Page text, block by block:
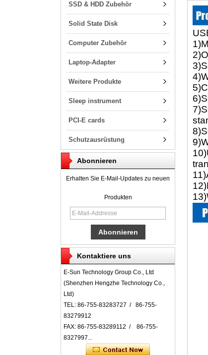
SSD & HDD Zubehör
Solid State Disk
Computer Zubehör
Laptop-Adapter
Weitere Produkte
Sleep instrument
PCI-E cards
Schutzausrüstung
Abonnieren
Erhalten Sie E-Mail-Updates zu neuen
Produkten
Kontaktiere uns
E-Sun Technology Group Co., Ltd
(Shenzhen Hengzhe Technology Co.,
Ltd)
TEL: 86-755-83283727 / 86-755-
83279912
FAX: 86-755-83289112 / 86-755-
8327997...